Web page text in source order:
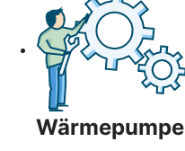
Wärmepumpe